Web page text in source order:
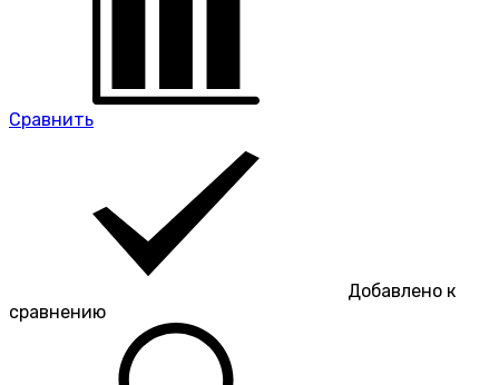
Сравнить
Добавлено к
сравнению